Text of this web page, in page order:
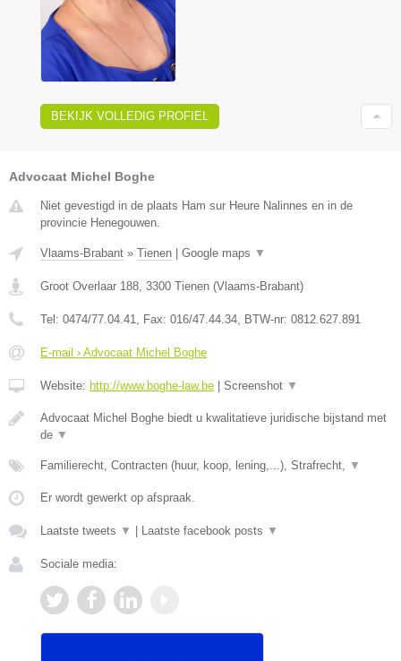
BEKIJK VOLLEDIG PROFIEL
Advocaat Michel Boghe
Niet gevestigd in de plaats Ham sur Heure Nalinnes en in de
provincie Henegouwen.
Vlaams-Brabant » Tienen | Google maps ▼
Groot Overlaar 188 3300 Tienen (Vlaams-Brabant)
Tel: 0474/77.04.41 , Fax: 016/47.44.34 , BTW-nr: ​0812.627.891
E-mail › Advocaat Michel Boghe
Website: http://www.boghe-law.be | Screenshot ▼
Advocaat Michel Boghe biedt u kwalitatieve juridische bijstand met
de ▼
Familierecht, Contracten (huur, koop, lening,...), Strafrecht, ▼
Er wordt gewerkt op afspraak.
Laatste tweets ▼ | Laatste facebook posts ▼
Sociale media: